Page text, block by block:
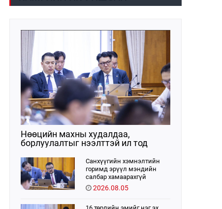
бусад шийдвэрийн төслийг
хэлэлцүүлэх, Улсын Их Хурлын
хяналтыг хэрэгжүүлэх, хуульд
тусгайлан заасан асуудлаар Улсын
Их Хурлын тогтоолын төсөл
боловсруулах чиг үүргээ
хэрэгжүүлэн ажиллажээ.
Нөөцийн махны худалдаа,
борлуулалтыг нээлттэй ил тод
Санхүүгийн хэмнэлтийн
горимд эрүүл мэндийн
салбар хамаарахгүй
2026.08.05